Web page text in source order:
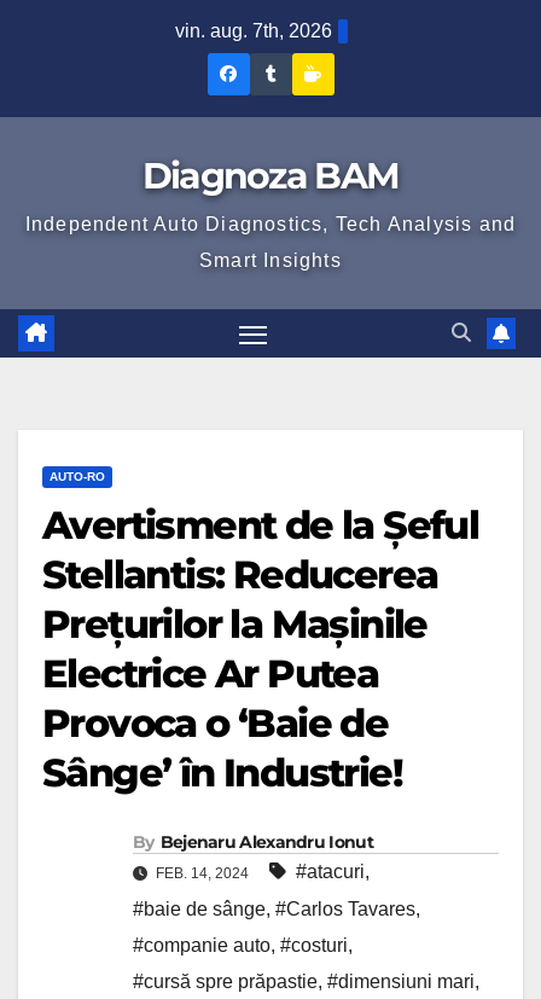
vin. aug. 7th, 2026
Diagnoza
Facebook
Diagnoza
Tumblr
Diagnoza BAM
Independent Auto Diagnostics, Tech Analysis and
Smart Insights
AUTO-RO
Avertisment de la Șeful
Stellantis: Reducerea
Prețurilor la Mașinile
Electrice Ar Putea
Provoca o ‘Baie de
Sânge’ în Industrie!
By Bejenaru Alexandru Ionut
FEB. 14, 2024 #atacuri,
#baie de sânge, #Carlos Tavares,
#companie auto, #costuri,
#cursă spre prăpastie, #dimensiuni mari,